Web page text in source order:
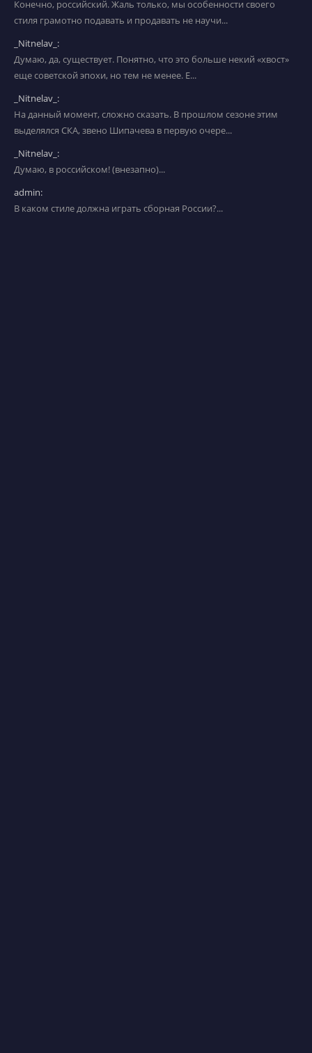
Конечно, российский. Жаль только, мы особенности своего
стиля грамотно подавать и продавать не научи...
_Nitnelav_:
Думаю, да, существует. Понятно, что это больше некий «хвост»
еще советской эпохи, но тем не менее. Е...
_Nitnelav_:
На данный момент, сложно сказать. В прошлом сезоне этим
выделялся СКА, звено Шипачева в первую очере...
_Nitnelav_:
Думаю, в российском! (внезапно)...
admin:
В каком стиле должна играть сборная России?...